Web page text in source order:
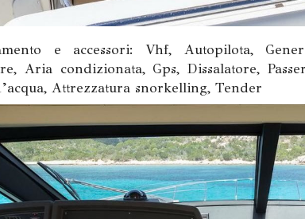
e accessori: Vhf, Autopilota,
Aria condizionata, Gps, Dissalatore,
Attrezzatura snorkelling, Tender